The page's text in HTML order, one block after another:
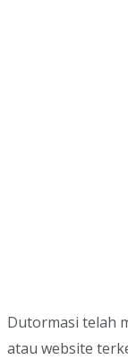
Dutormasi telah
atau website